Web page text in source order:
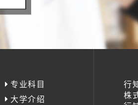
专业科目
大学介绍
行
株